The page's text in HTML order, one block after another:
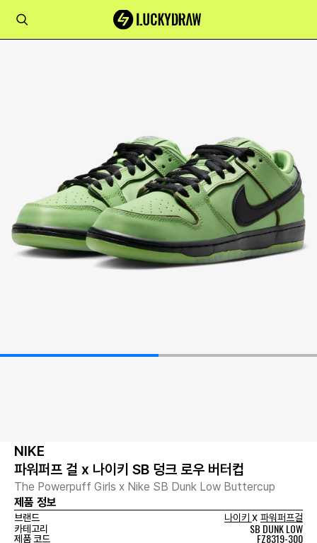
NIKE
파워퍼프 걸 x 나이키 SB 덩크 로우 버터컵
The Powerpuff Girls x Nike SB Dunk Low Buttercup
제품 정보
브랜드 나이키 x 파워퍼프걸
카테고리
SB DUNK LOW
제품 코드 FZ8319-300